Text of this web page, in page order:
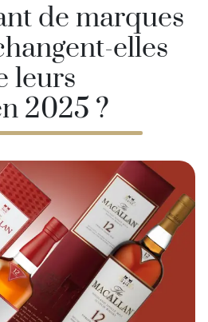
de marques
elles
leurs
2025 ?